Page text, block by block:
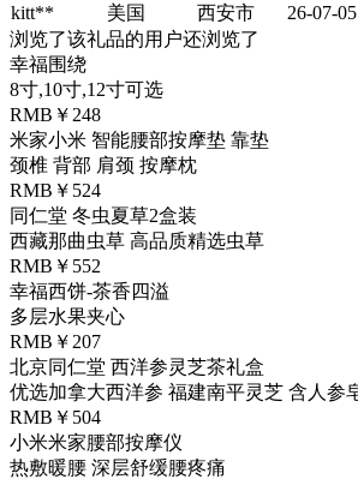
kitt**
美国 西安市 26-07-05
浏览了该礼品的用户还浏览了
幸福围绕
8寸,10寸,12寸可选
RMB￥248
米家小米 智能腰部按摩垫 靠垫
颈椎 背部 肩颈 按摩枕
RMB￥524
同仁堂 冬虫夏草2盒装
西藏那曲虫草 高品质精选虫草
RMB￥552
幸福西饼-茶香四溢
多层水果夹心
RMB￥207
北京同仁堂 西洋参灵芝茶礼盒
优选加拿大西洋参 福建南平灵芝 含人参
RMB￥504
小米米家腰部按摩仪
热敷暖腰 深层舒缓腰疼痛